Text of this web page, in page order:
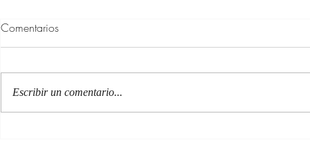
Comentarios
Escribir un comentario...